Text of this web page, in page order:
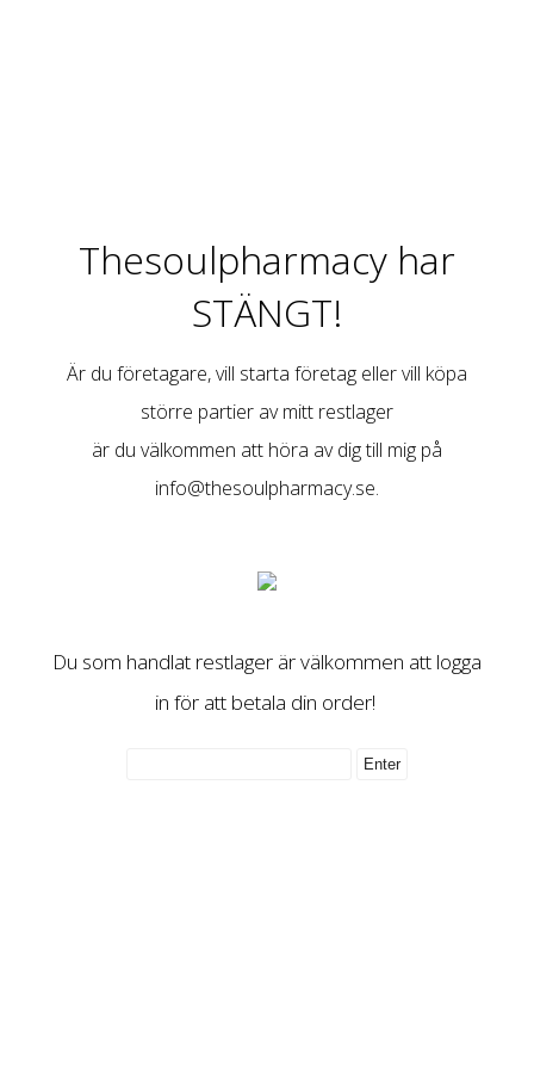
Thesoulpharmacy har
STÄNGT!
Är du företagare, vill starta företag eller vill köpa
större partier av mitt restlager
är du välkommen att höra av dig till mig på
info@thesoulpharmacy.se.
Du som handlat restlager är välkommen att logga
in för att betala din order!